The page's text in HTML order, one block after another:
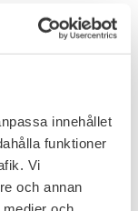
innehållet
funktioner
Vi
och annan